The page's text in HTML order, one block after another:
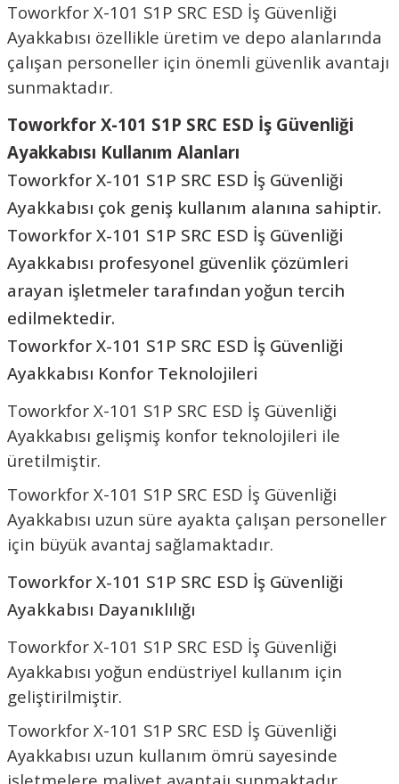
Toworkfor X-101 S1P SRC ESD İş Güvenliği
Ayakkabısı özellikle üretim ve depo alanlarında
çalışan personeller için önemli güvenlik avantajı
sunmaktadır.
Toworkfor X-101 S1P SRC ESD İş Güvenliği
Ayakkabısı Kullanım Alanları
Toworkfor X-101 S1P SRC ESD İş Güvenliği
Ayakkabısı çok geniş kullanım alanına sahiptir.
Toworkfor X-101 S1P SRC ESD İş Güvenliği
Ayakkabısı profesyonel güvenlik çözümleri
arayan işletmeler tarafından yoğun tercih
edilmektedir.
Toworkfor X-101 S1P SRC ESD İş Güvenliği
Ayakkabısı Konfor Teknolojileri
Toworkfor X-101 S1P SRC ESD İş Güvenliği
Ayakkabısı gelişmiş konfor teknolojileri ile
üretilmiştir.
Toworkfor X-101 S1P SRC ESD İş Güvenliği
Ayakkabısı uzun süre ayakta çalışan personeller
için büyük avantaj sağlamaktadır.
Toworkfor X-101 S1P SRC ESD İş Güvenliği
Ayakkabısı Dayanıklılığı
Toworkfor X-101 S1P SRC ESD İş Güvenliği
Ayakkabısı yoğun endüstriyel kullanım için
geliştirilmiştir.
Toworkfor X-101 S1P SRC ESD İş Güvenliği
Ayakkabısı uzun kullanım ömrü sayesinde